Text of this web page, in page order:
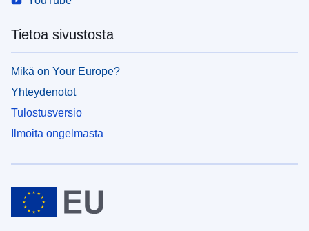
Tietoa sivustosta
Mikä on Your Europe?
Yhteydenotot
Tulostusversio
Ilmoita ongelmasta